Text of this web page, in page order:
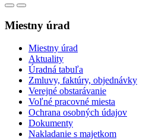
Miestny úrad
Miestny úrad
Aktuality
Úradná tabuľa
Zmluvy, faktúry, objednávky
Verejné obstarávanie
Voľné pracovné miesta
Ochrana osobných údajov
Dokumenty
Nakladanie s majetkom